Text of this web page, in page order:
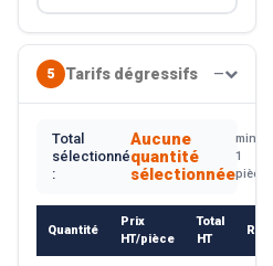
5 Tarifs dégressifs —
Total
sélectionné
:
Aucune
quantité
sélectionnée
min.
1
pièce
Quantité
Prix
HT/pièce
Total
HT